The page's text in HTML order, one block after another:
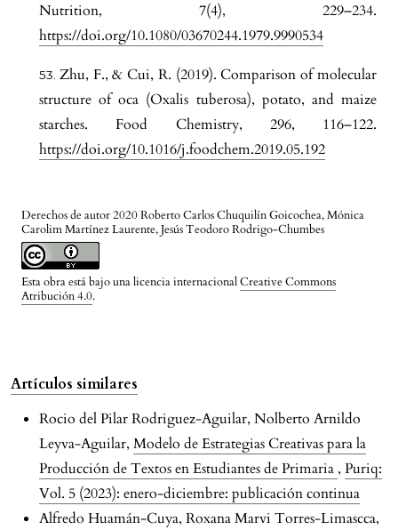
Derechos de autor 2020 Roberto Carlos Chuquilín Goicochea, Mónica
Carolim Martínez Laurente, Jesús Teodoro Rodrigo-Chumbes
Esta obra está bajo una licencia internacionalCreative Commons
Atribución 4.0.
Nutrition, 7(4), 229–234.
https://doi.org/10.1080/03670244.1979.9990534
Zhu, F., & Cui, R. (2019). Comparison of molecular
structure of oca (Oxalis tuberosa), potato, and maize
starches. Food Chemistry, 296, 116–122.
https://doi.org/10.1016/j.foodchem.2019.05.192
Artículos similares
Rocio del Pilar Rodriguez-Aguilar, Nolberto Arnildo
Leyva-Aguilar, Modelo de Estrategias Creativas para la
Producción de Textos en Estudiantes de Primaria , Puriq:
Vol. 5 (2023): enero-diciembre: publicación continua
Alfredo Huamán-Cuya, Roxana Marvi Torres-Limascca,